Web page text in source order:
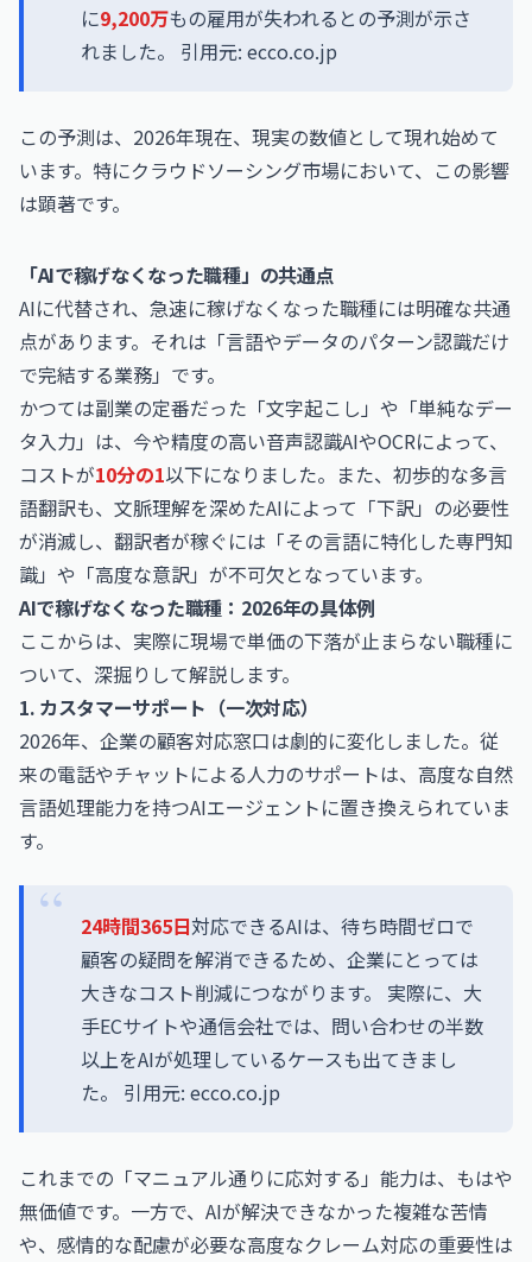
に9,200万もの雇用が失われるとの予測が示さ
れました。 引用元: ecco.co.jp
この予測は、2026年現在、現実の数値として現れ始めて
います。特にクラウドソーシング市場において、この影響
は顕著です。
「AIで稼げなくなった職種」の共通点
AIに代替され、急速に稼げなくなった職種には明確な共通
点があります。それは「言語やデータのパターン認識だけ
で完結する業務」です。
かつては副業の定番だった「文字起こし」や「単純なデー
タ入力」は、今や精度の高い音声認識AIやOCRによって、
コストが10分の1以下になりました。また、初歩的な多言
語翻訳も、文脈理解を深めたAIによって「下訳」の必要性
が消滅し、翻訳者が稼ぐには「その言語に特化した専門知
識」や「高度な意訳」が不可欠となっています。
AIで稼げなくなった職種：2026年の具体例
ここからは、実際に現場で単価の下落が止まらない職種に
ついて、深掘りして解説します。
1. カスタマーサポート（一次対応）
2026年、企業の顧客対応窓口は劇的に変化しました。従
来の電話やチャットによる人力のサポートは、高度な自然
言語処理能力を持つAIエージェントに置き換えられていま
す。
24時間365日対応できるAIは、待ち時間ゼロで
顧客の疑問を解消できるため、企業にとっては
大きなコスト削減につながります。 実際に、大
手ECサイトや通信会社では、問い合わせの半数
以上をAIが処理しているケースも出てきまし
た。 引用元: ecco.co.jp
これまでの「マニュアル通りに応対する」能力は、もはや
無価値です。一方で、AIが解決できなかった複雑な苦情
や、感情的な配慮が必要な高度なクレーム対応の重要性は